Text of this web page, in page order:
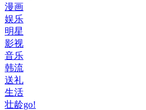
漫画
娱乐
明星
影视
音乐
韩流
送礼
生活
壮龄go!